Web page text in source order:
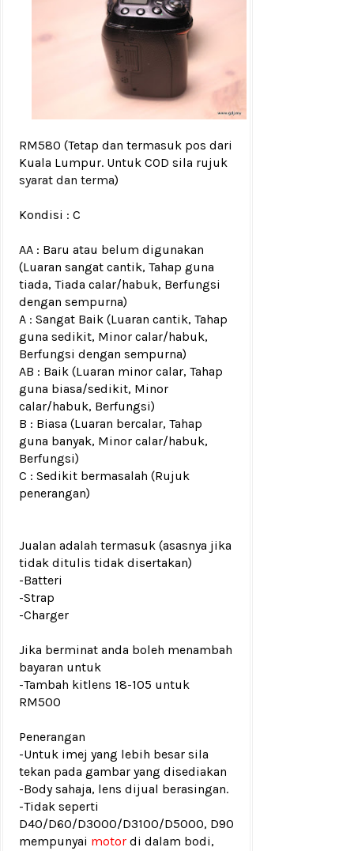
RM580 (Tetap dan termasuk pos dari
Kuala Lumpur. Untuk COD sila rujuk
syarat dan terma)
Kondisi : C
AA : Baru atau belum digunakan
(Luaran sangat cantik, Tahap guna
tiada, Tiada calar/habuk, Berfungsi
dengan sempurna)
A : Sangat Baik (Luaran cantik, Tahap
guna sedikit, Minor calar/habuk,
Berfungsi dengan sempurna)
AB : Baik (Luaran minor calar, Tahap
guna biasa/sedikit, Minor
calar/habuk, Berfungsi)
B : Biasa (Luaran bercalar, Tahap
guna banyak, Minor calar/habuk,
Berfungsi)
C : Sedikit bermasalah (Rujuk
penerangan)
Jualan adalah termasuk (asasnya jika
tidak ditulis tidak disertakan)
-Batteri
-Strap
-Charger
Jika berminat anda boleh menambah
bayaran untuk
-Tambah kitlens 18-105 untuk
RM500
Penerangan
-Untuk imej yang lebih besar sila
tekan pada gambar yang disediakan
-Body sahaja, lens dijual berasingan.
-Tidak seperti
D40/D60/D3000/D3100/D5000, D90
mempunyai motor di dalam bodi,